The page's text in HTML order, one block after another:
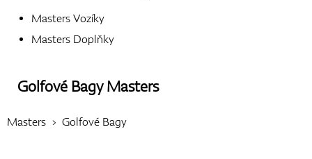
Masters Vozíky
Masters Doplňky
Golfové BagyMasters
Masters Golfové Bagy